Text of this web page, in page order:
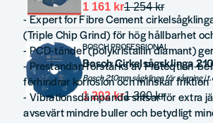
1 254 kr
1 161 kr
BOSCH PROFESSIONAL
1 300 kr
1 202 kr
- Expert for Fibre Cement
(Triple Chip Grind) för hög hållbarhet
- PCD-tänder (polykristallin diamant)
- Prestandan förstärks av Proteqtion-
förhindrar korrosion och minskar friktion
- Vibrationsdämpande slitsar för extra
avsevärt mindre buller och betydligt